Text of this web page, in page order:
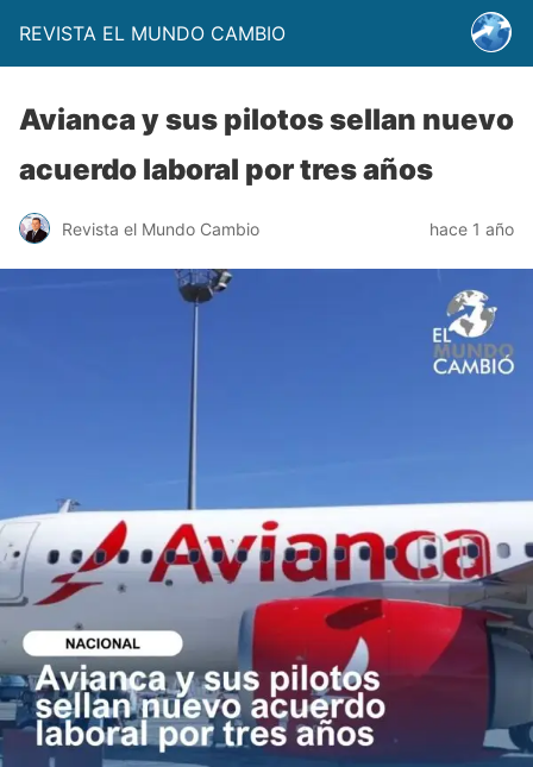
REVISTA EL MUNDO CAMBIO
Avianca y sus pilotos sellan nuevo
acuerdo laboral por tres años
Revista el Mundo Cambio hace 1 año